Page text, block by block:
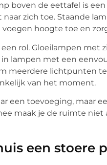
boven de eettafel is
zich toe. Staande
hoogte toe en
rol. Gloeilampen
in lampen met een
meerdere lichtpunten
van het moment.
een toevoeging, maar
maak je de ruimte niet
een stoere